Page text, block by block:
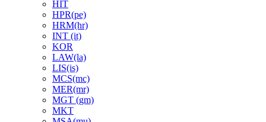
HIT
HPR(pe)
HRM(hr)
INT (it)
KOR
LAW(la)
LIS(is)
MCS(mc)
MER(mr)
MGT (gm)
MKT